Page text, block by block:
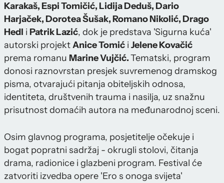
Karakaš, Espi Tomičić, Lidija Deduš, Dario
Harjaček, Dorotea Šušak, Romano Nikolić, Drago
Hedl i Patrik Lazić, dok je predstava 'Sigurna kuća'
autorski projektAnice Tomić i Jelene Kovačić
prema romanu Marine Vujčić.Tematski, program
donosi raznovrstan presjek suvremenog dramskog
pisma, otvarajući pitanja obiteljskih odnosa,
identiteta, društvenih trauma i nasilja, uz snažnu
prisutnost domaćih autora na međunarodnoj sceni.
Osim glavnog programa, posjetitelje očekuje i
bogat popratni sadržaj - okrugli stolovi, čitanja
drama, radionice i glazbeni program. Festival će
zatvoriti izvedba opere 'Ero s onoga svijeta'